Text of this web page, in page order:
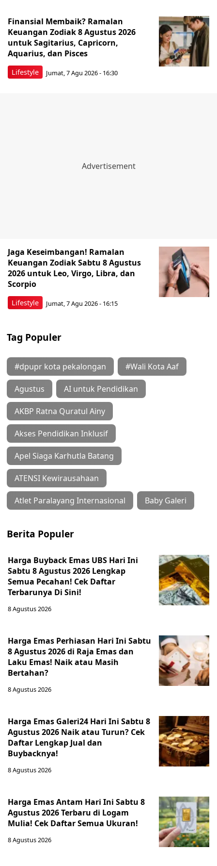
Lifestyle
Finansial Membaik? Ramalan
Keuangan Zodiak 8 Agustus 2026
untuk Sagitarius, Capricorn,
Aquarius, dan Pisces
Jumat, 7 Agu 2026 - 16:30
Lifestyle
Jaga Keseimbangan! Ramalan
Keuangan Zodiak Sabtu 8 Agustus
2026 untuk Leo, Virgo, Libra, dan
Scorpio
Jumat, 7 Agu 2026 - 16:15
Tag Populer
#dpupr kota pekalongan #Wali Kota Aaf
Agustus AI untuk Pendidikan
AKBP Ratna Quratul Ainy
Akses Pendidikan Inklusif
Apel Siaga Karhutla Batang
ATENSI Kewirausahaan
Atlet Paralayang Internasional Baby Galeri
Berita Populer
Harga Buyback Emas UBS Hari Ini
Sabtu 8 Agustus 2026 Lengkap
Semua Pecahan! Cek Daftar
Terbarunya Di Sini!
8 Agustus 2026
Harga Emas Perhiasan Hari Ini Sabtu
8 Agustus 2026 di Raja Emas dan
Laku Emas! Naik atau Masih
Bertahan?
8 Agustus 2026
Harga Emas Galeri24 Hari Ini Sabtu 8
Agustus 2026 Naik atau Turun? Cek
Daftar Lengkap Jual dan
Buybacknya!
8 Agustus 2026
Harga Emas Antam Hari Ini Sabtu 8
Agustus 2026 Terbaru di Logam
Mulia! Cek Daftar Semua Ukuran!
8 Agustus 2026